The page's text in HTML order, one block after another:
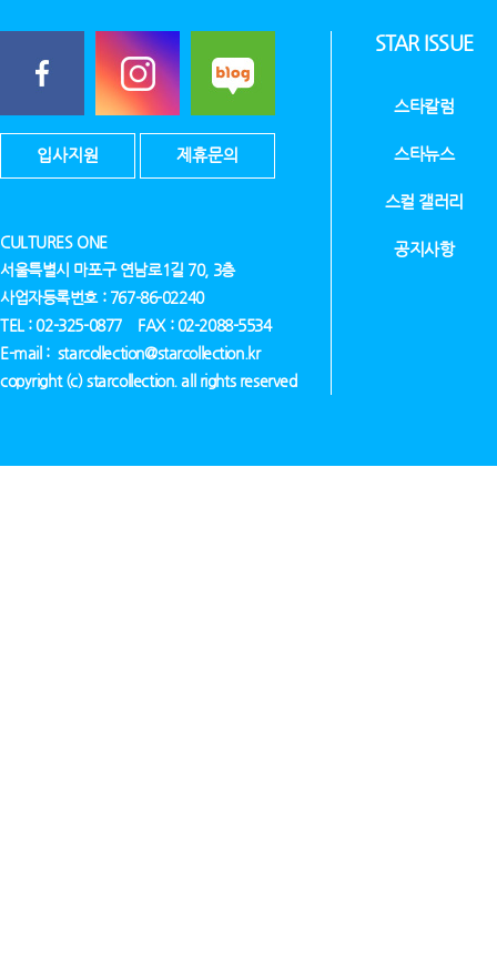
입사지원 제휴문의
CULTURES ONE
서울특별시 마포구 연남로1길 70, 3층
사업자등록번호 : 767-86-02240
TEL : 02-325-0877 FAX : 02-2088-5534
E-mail : starcollection@starcollection.kr
copyright (c) starcollection. all rights reserved
STAR ISSUE
스타칼럼
스타뉴스
스컬 갤러리
공지사항